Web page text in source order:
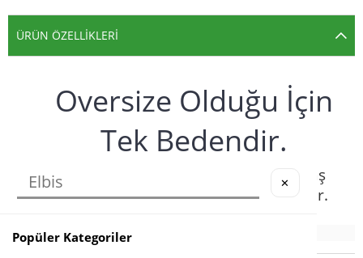
ÜRÜN ÖZELLIKLERI
Oversize Olduğu İçin
Tek Bedendir.
2 İplik Orta Kalınlıkta Kumaş
30°Sıcaklıkta yıkamak için uygundur.
✕
Popüler Kategoriler